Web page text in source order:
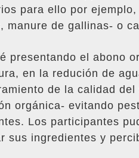
para ello por
manure de gallinas- o
presentando el abono
en la redución de
de la calidad
orgánica- evitando
Los participantes
sus ingredientes y